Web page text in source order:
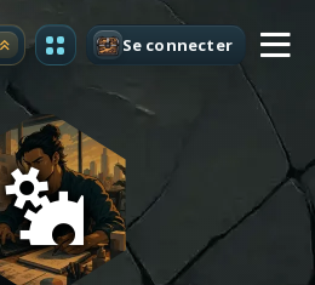
Premium Se connecter